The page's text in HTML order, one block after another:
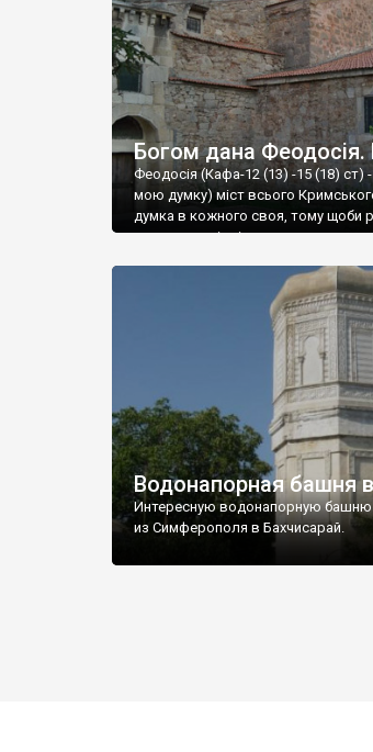
Богом дана Феодосія.
Феодосія (Кафа-12 (13) -15 (18) ст) -
мою думку) міст всього
думка в кожного своя, тому щоби
запрошую відвідати це
Водонапорная башня
Интересную водонапорную
из Симферополя в Бахчисарай.